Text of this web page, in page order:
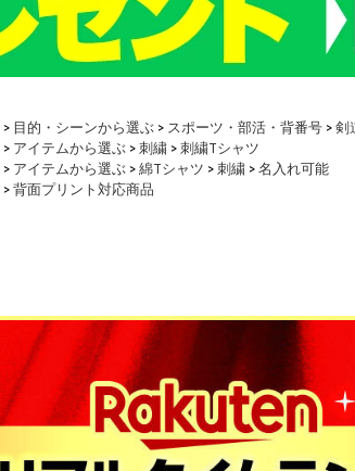
> 目的・シーンから選ぶ > スポーツ・部活・背番号 > 剣
> アイテムから選ぶ > 刺繍 > 刺繍Tシャツ
> アイテムから選ぶ > 綿Tシャツ > 刺繍 > 名入れ可能
> 背面プリント対応商品